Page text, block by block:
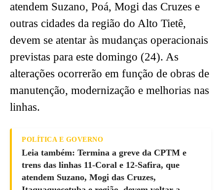
atendem Suzano, Poá, Mogi das Cruzes e
outras cidades da região do Alto Tietê,
devem se atentar às mudanças operacionais
previstas para este domingo (24). As
alterações ocorrerão em função de obras de
manutenção, modernização e melhorias nas
linhas.
POLÍTICA E GOVERNO
Leia também: Termina a greve da CPTM e
trens das linhas 11-Coral e 12-Safira, que
atendem Suzano, Mogi das Cruzes,